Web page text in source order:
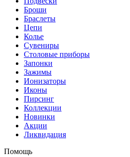
Броши
Браслеты
Цепи
Колье
Сувениры
Столовые приборы
Запонки
Зажимы
Ионизаторы
Иконы
Пирсинг
Коллекции
Новинки
Акции
Ликвидация
Помощь